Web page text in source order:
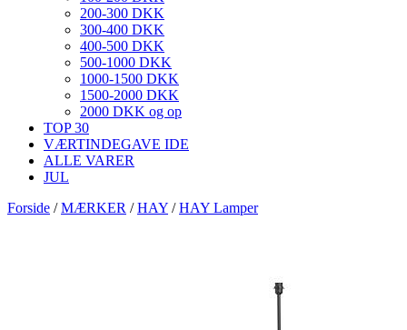
200-300 DKK
300-400 DKK
400-500 DKK
500-1000 DKK
1000-1500 DKK
1500-2000 DKK
2000 DKK og op
TOP 30
VÆRTINDEGAVE IDE
ALLE VARER
JUL
Forside /MÆRKER /HAY /HAY Lamper